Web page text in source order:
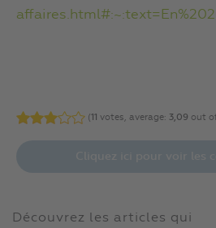
(11 votes, average: 3,09 out
Découvrez les articles qui